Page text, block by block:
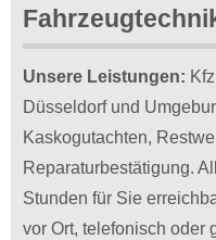
Unsere Leistungen:
Düsseldorf und
Kaskogutachten,
Reparaturbestätigung.
Stunden für Sie
vor Ort, telefonisch oder